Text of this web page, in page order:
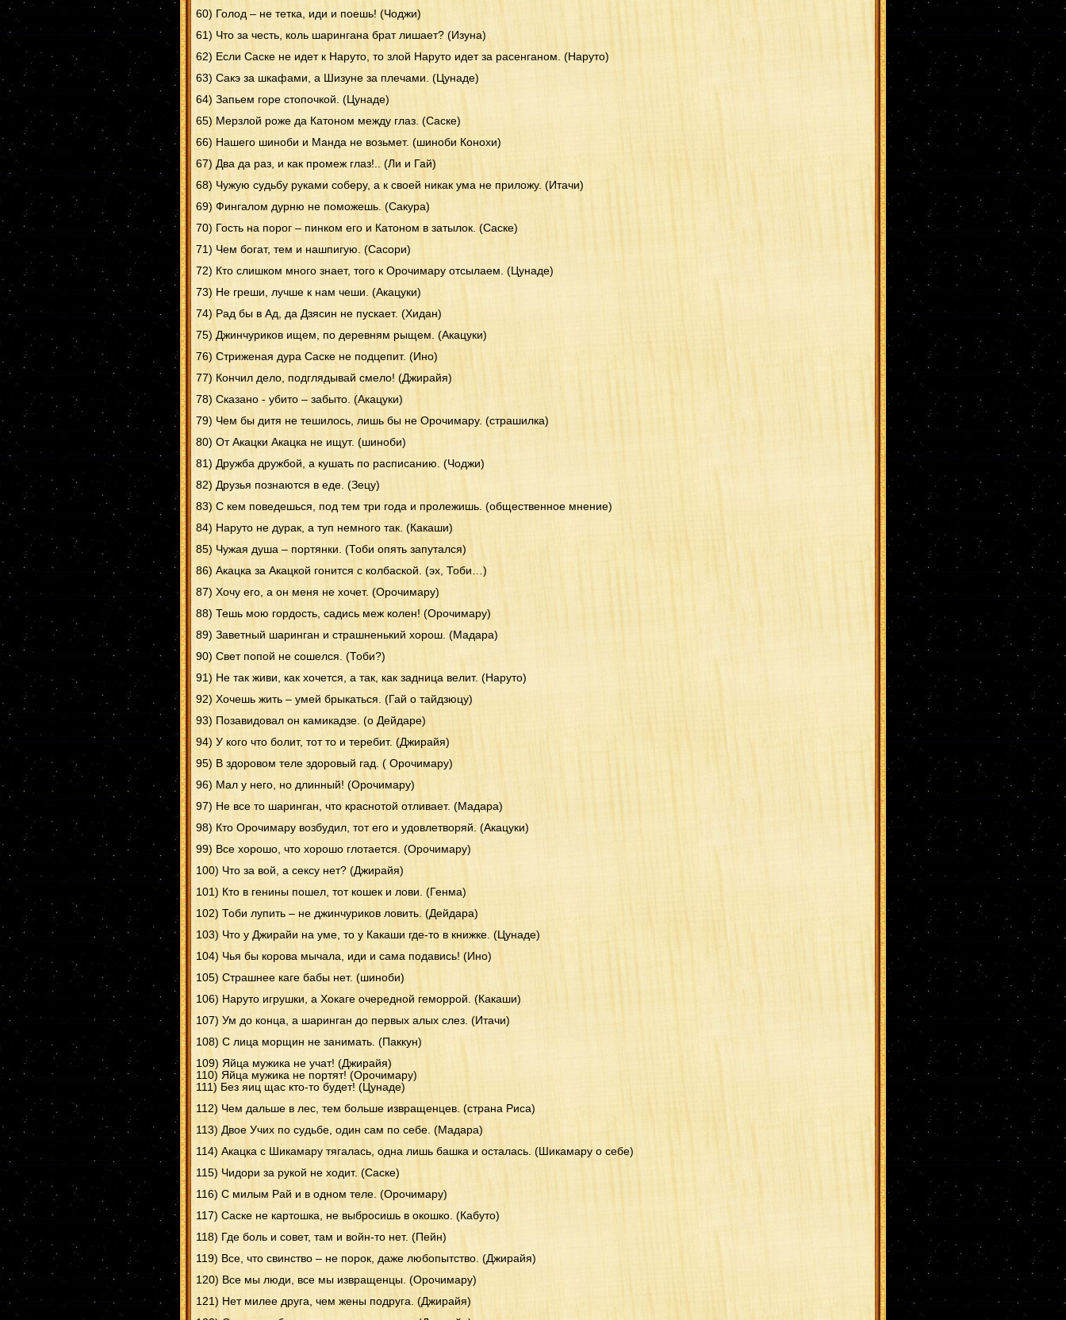
60) Голод – не тетка, иди и поешь! (Чоджи)
61) Что за честь, коль шарингана брат лишает? (Изуна)
62) Если Саске не идет к Наруто, то злой Наруто идет за расенганом. (Наруто)
63) Сакэ за шкафами, а Шизуне за плечами. (Цунаде)
64) Запьем горе стопочкой. (Цунаде)
65) Мерзлой роже да Катоном между глаз. (Саске)
66) Нашего шиноби и Манда не возьмет. (шиноби Конохи)
67) Два да раз, и как промеж глаз!.. (Ли и Гай)
68) Чужую судьбу руками соберу, а к своей никак ума не приложу. (Итачи)
69) Фингалом дурню не поможешь. (Сакура)
70) Гость на порог – пинком его и Катоном в затылок. (Саске)
71) Чем богат, тем и нашпигую. (Сасори)
72) Кто слишком много знает, того к Орочимару отсылаем. (Цунаде)
73) Не греши, лучше к нам чеши. (Акацуки)
74) Рад бы в Ад, да Дзясин не пускает. (Хидан)
75) Джинчуриков ищем, по деревням рыщем. (Акацуки)
76) Стриженая дура Саске не подцепит. (Ино)
77) Кончил дело, подглядывай смело! (Джирайя)
78) Сказано - убито – забыто. (Акацуки)
79) Чем бы дитя не тешилось, лишь бы не Орочимару. (страшилка)
80) От Акацки Акацка не ищут. (шиноби)
81) Дружба дружбой, а кушать по расписанию. (Чоджи)
82) Друзья познаются в еде. (Зецу)
83) С кем поведешься, под тем три года и пролежишь. (общественное мнение)
84) Наруто не дурак, а туп немного так. (Какаши)
85) Чужая душа – портянки. (Тоби опять запутался)
86) Акацка за Акацкой гонится с колбаской. (эх, Тоби…)
87) Хочу его, а он меня не хочет. (Орочимару)
88) Тешь мою гордость, садись меж колен! (Орочимару)
89) Заветный шаринган и страшненький хорош. (Мадара)
90) Свет попой не сошелся. (Тоби?)
91) Не так живи, как хочется, а так, как задница велит. (Наруто)
92) Хочешь жить – умей брыкаться. (Гай о тайдзюцу)
93) Позавидовал он камикадзе. (о Дейдаре)
94) У кого что болит, тот то и теребит. (Джирайя)
95) В здоровом теле здоровый гад. ( Орочимару)
96) Мал у него, но длинный! (Орочимару)
97) Не все то шаринган, что краснотой отливает. (Мадара)
98) Кто Орочимару возбудил, тот его и удовлетворяй. (Акацуки)
99) Все хорошо, что хорошо глотается. (Орочимару)
100) Что за вой, а сексу нет? (Джирайя)
101) Кто в генины пошел, тот кошек и лови. (Генма)
102) Тоби лупить – не джинчуриков ловить. (Дейдара)
103) Что у Джирайи на уме, то у Какаши где-то в книжке. (Цунаде)
104) Чья бы корова мычала, иди и сама подавись! (Ино)
105) Страшнее каге бабы нет. (шиноби)
106) Наруто игрушки, а Хокаге очередной геморрой. (Какаши)
107) Ум до конца, а шаринган до первых алых слез. (Итачи)
108) С лица морщин не занимать. (Паккун)
109) Яйца мужика не учат! (Джирайя)
110) Яйца мужика не портят! (Орочимару)
111) Без яиц щас кто-то будет! (Цунаде)
112) Чем дальше в лес, тем больше извращенцев. (страна Риса)
113) Двое Учих по судьбе, один сам по себе. (Мадара)
114) Акацка с Шикамару тягалась, одна лишь башка и осталась. (Шикамару о себе)
115) Чидори за рукой не ходит. (Саске)
116) С милым Рай и в одном теле. (Орочимару)
117) Саске не картошка, не выбросишь в окошко. (Кабуто)
118) Где боль и совет, там и войн-то нет. (Пейн)
119) Все, что свинство – не порок, даже любопытство. (Джирайя)
120) Все мы люди, все мы извращенцы. (Орочимару)
121) Нет милее друга, чем жены подруга. (Джирайя)